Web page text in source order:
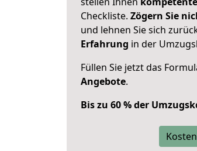
Checkliste. Zögern Sie
und lehnen Sie sich
Erfahrung in der
Füllen Sie jetzt das
Angebote.
Bis zu 60 % der